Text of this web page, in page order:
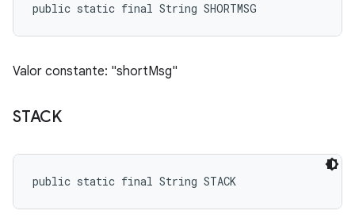
public static final String SHORTMSG
Valor constante: "shortMsg"
STACK
public static final String STACK